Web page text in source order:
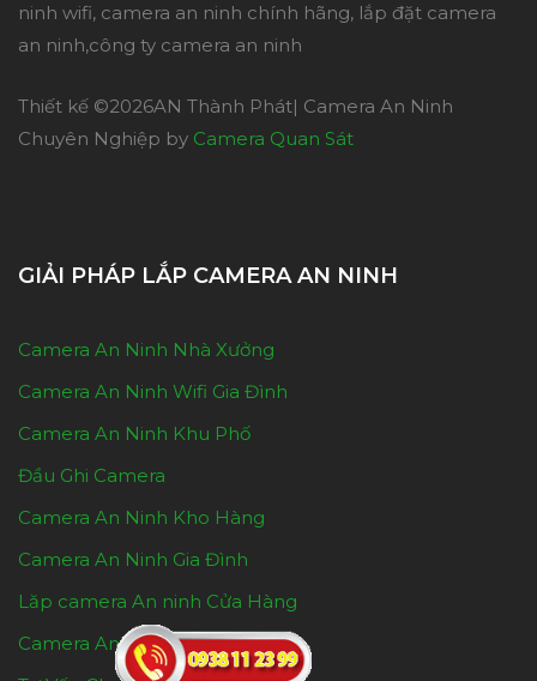
ninh wifi, camera an ninh chính hãng, lắp đặt camera
an ninh,công ty camera an ninh
Thiết kế ©2026AN Thành Phát| Camera An Ninh
Chuyên Nghiệp by Camera Quan Sát
GIẢI PHÁP LẮP CAMERA AN NINH
Camera An Ninh Nhà Xưởng
Camera An Ninh Wifi Gia Đình
Camera An Ninh Khu Phố
Đầu Ghi Camera
Camera An Ninh Kho Hàng
Camera An Ninh Gia Đình
Lăp camera An ninh Cửa Hàng
Camera An Ninh Cho shop